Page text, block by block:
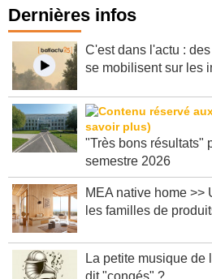
Dernières infos
C'est dans l'actu :
"Très bons résultats"
MEA native home >>
La petite musique de